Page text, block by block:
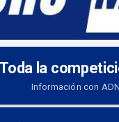
Toda la
Información con